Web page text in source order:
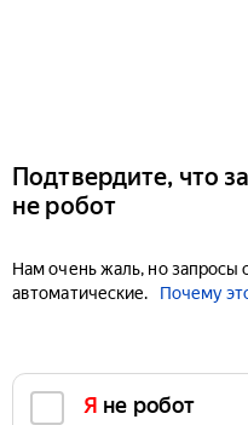
Подтвердите, что
не робот
Нам очень жаль, но запросы
автоматические.
Почему
Я не робот